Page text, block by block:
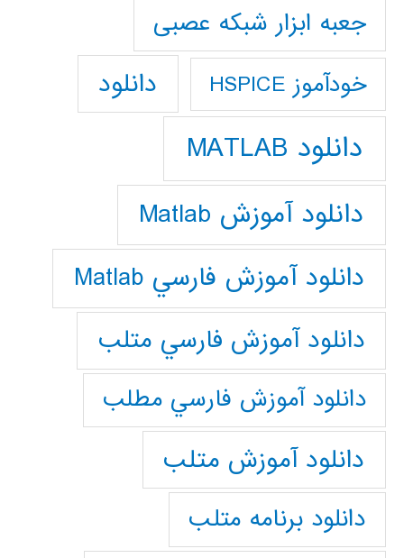
جعبه ابزار شبکه عصبی
خودآموز HSPICE دانلود
دانلود MATLAB
دانلود آموزش Matlab
دانلود آموزش فارسي Matlab
دانلود آموزش فارسي متلب
دانلود آموزش فارسي مطلب
دانلود آموزش متلب
دانلود برنامه متلب